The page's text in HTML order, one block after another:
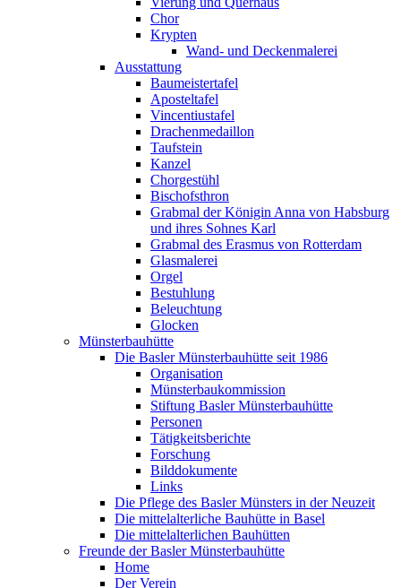
Chor
Krypten
Wand- und Deckenmalerei
Ausstattung
Baumeistertafel
Aposteltafel
Vincentiustafel
Drachenmedaillon
Taufstein
Kanzel
Chorgestühl
Bischofsthron
Grabmal der Königin Anna von Habsburg
und ihres Sohnes Karl
Grabmal des Erasmus von Rotterdam
Glasmalerei
Orgel
Bestuhlung
Beleuchtung
Glocken
Münsterbauhütte
Die Basler Münsterbauhütte seit 1986
Organisation
Münsterbaukommission
Stiftung Basler Münsterbauhütte
Personen
Tätigkeitsberichte
Forschung
Bilddokumente
Links
Die Pflege des Basler Münsters in der Neuzeit
Die mittelalterliche Bauhütte in Basel
Die mittelalterlichen Bauhütten
Freunde der Basler Münsterbauhütte
Home
Der Verein